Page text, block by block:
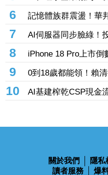
5
AI、旺季全來報到！
53萬張成寵兒 「這
也獲青睞
6
記憶體族群震盪！
點名「這2檔」多頭
7
AI伺服器同步臉綠
投信連砍緯創2刀帶
8
iPhone 18 Pro上市倒
片卡封裝「躺在廠
9
0到18歲都能領！賴
長津貼 婚、產假全
10
AI基建榨乾CSP現金
關於我們 隱私